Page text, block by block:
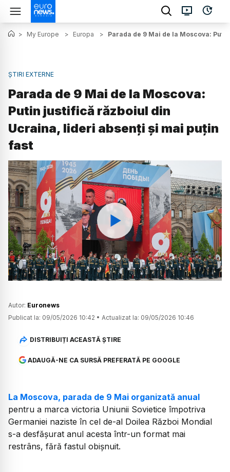
> My Europe > Europa > Parada de 9 Mai de la Moscova:
ȘTIRI EXTERNE
Parada de 9 Mai de la Moscova:
Putin justifică războiul din
Ucraina, lideri absenți și mai puțin
fast
Watch
Autor: Euronews
Publicat la: 09/05/2026 10:42 • Actualizat la: 09/05/2026 10:46
DISTRIBUIȚI ACEASTĂ ȘTIRE
ADAUGĂ-NE CA SURSĂ PREFERATĂ PE GOOGLE
La Moscova, parada de 9 Mai organizată anual
pentru a marca victoria Uniunii Sovietice împotriva
Germaniei naziste în cel de-al Doilea Război Mondial
s-a desfășurat anul acesta într-un format mai
restrâns, fără fastul obișnuit.